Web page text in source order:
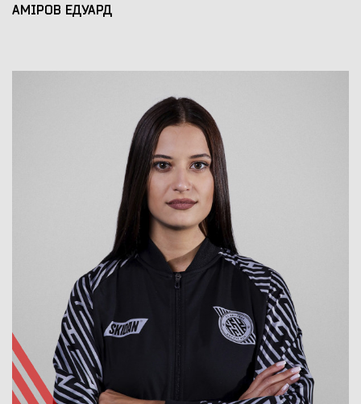
АМІРОВ ЕДУАРД